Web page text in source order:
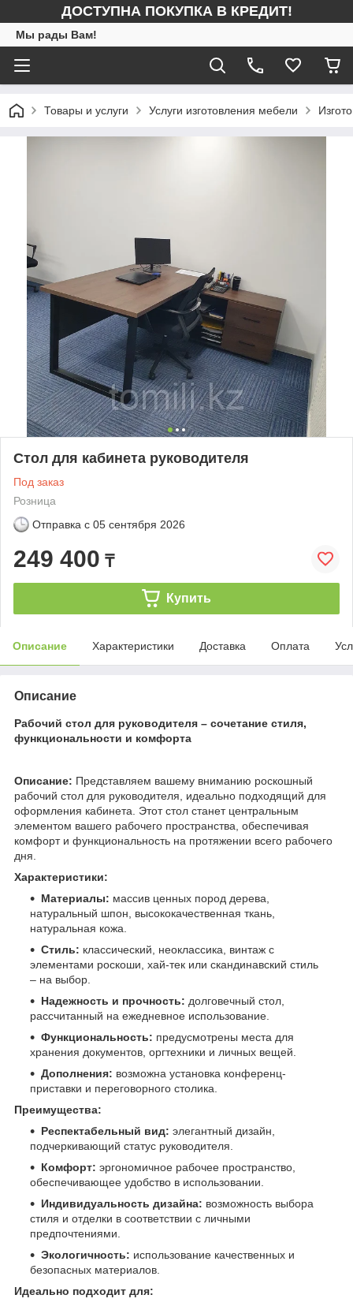
ДОСТУПНА ПОКУПКА В КРЕДИТ!
Мы рады Вам!
Товары и услуги Услуги изготовления мебели
Стол для кабинета руководителя
Под заказ
Розница
Отправка с 05 сентября 2026
249 400 ₸
Купить
Описание Характеристики Доставка Оплата
Описание
Рабочий стол для руководителя – сочетание стиля,
функциональности и комфорта
Описание: Представляем вашему вниманию роскошный
рабочий стол для руководителя, идеально подходящий для
оформления кабинета. Этот стол станет центральным
элементом вашего рабочего пространства, обеспечивая
комфорт и функциональность на протяжении всего рабочего
дня.
Характеристики:
Материалы: массив ценных пород дерева,
натуральный шпон, высококачественная ткань,
натуральная кожа.
Стиль: классический, неоклассика, винтаж с
элементами роскоши, хай-тек или скандинавский стиль
– на выбор.
Надежность и прочность: долговечный стол,
рассчитанный на ежедневное использование.
Функциональность: предусмотрены места для
хранения документов, оргтехники и личных вещей.
Дополнения: возможна установка конференц-
приставки и переговорного столика.
Преимущества:
Респектабельный вид: элегантный дизайн,
подчеркивающий статус руководителя.
Комфорт: эргономичное рабочее пространство,
обеспечивающее удобство в использовании.
Индивидуальность дизайна: возможность выбора
стиля и отделки в соответствии с личными
предпочтениями.
Экологичность: использование качественных и
безопасных материалов.
Идеально подходит для: